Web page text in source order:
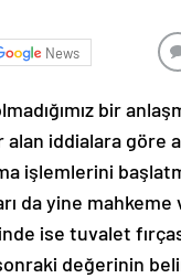
News
bir
iddialara göre
işlemlerini
da yine
ise tuvalet
değerinin